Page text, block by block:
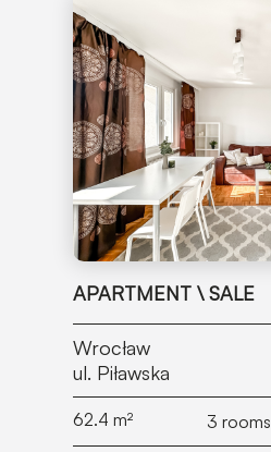
APARTMENT \ SALE
Wrocław
ul. Piławska
62.4 m² 3 rooms